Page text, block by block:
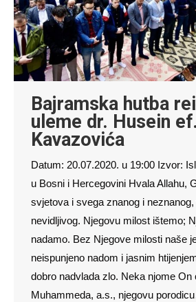
Bajramska hutba
uleme dr. Husein ef.
Kavazovića
Datum: 20.07.2020. u 19:00 Izvor:
u Bosni i Hercegovini Hvala Allahu,
svjetova i svega znanog i
nevidljivog. Njegovu milost ištemo;
nadamo. Bez Njegove milosti naše
neispunjeno nadom i jasnim
dobro nadvlada zlo. Neka njome On
Muhammeda, a.s., njegovu